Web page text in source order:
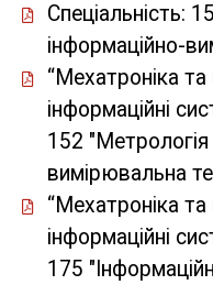
Спеціальність:
інформаційно-
“Мехатроніка та
інформаційні
152
вимірювальна
“Мехатроніка та
інформаційні
175